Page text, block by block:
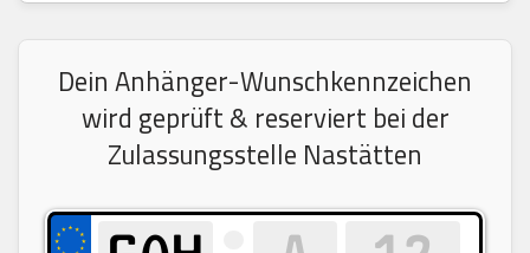
Dein Anhänger-Wunschkennzeichen
wird geprüft & reserviert bei der
Zulassungsstelle Nastätten